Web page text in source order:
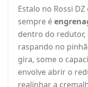
Estalo no Rossi
sempre é
dentro do redutor,
raspando no
gira, some o
envolve abrir o
realinhar a